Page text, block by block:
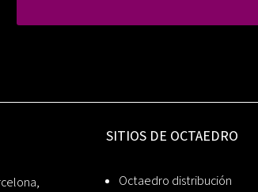
SITIOS DE OCTAEDRO
Octaedro distribución